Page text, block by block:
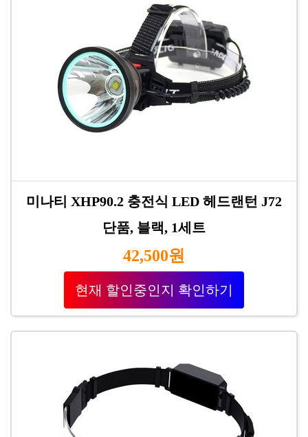
미나티 XHP90.2 충전식 LED 헤드랜턴 J72
단품, 블랙, 1세트
42,500원
현재 할인중인지 확인하기